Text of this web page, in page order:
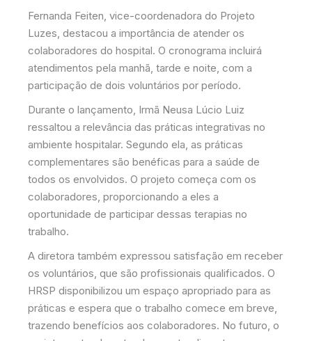
Fernanda Feiten, vice-coordenadora do Projeto
Luzes, destacou a importância de atender os
colaboradores do hospital. O cronograma incluirá
atendimentos pela manhã, tarde e noite, com a
participação de dois voluntários por período.
Durante o lançamento, Irmã Neusa Lúcio Luiz
ressaltou a relevância das práticas integrativas no
ambiente hospitalar. Segundo ela, as práticas
complementares são benéficas para a saúde de
todos os envolvidos. O projeto começa com os
colaboradores, proporcionando a eles a
oportunidade de participar dessas terapias no
trabalho.
A diretora também expressou satisfação em receber
os voluntários, que são profissionais qualificados. O
HRSP disponibilizou um espaço apropriado para as
práticas e espera que o trabalho comece em breve,
trazendo benefícios aos colaboradores. No futuro, o